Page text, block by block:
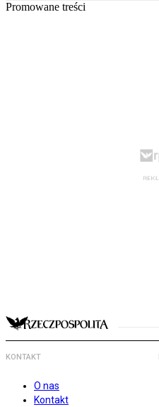
Promowane treści
KONTAKT
O nas
Kontakt